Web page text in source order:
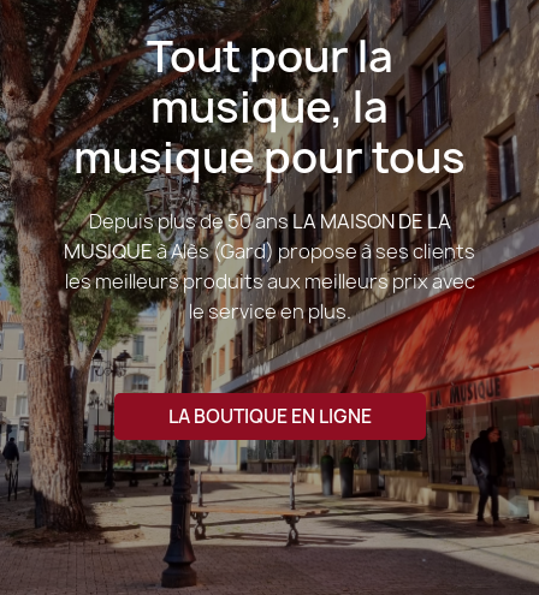
Tout pour la
musique, la
musique pour tous
Depuis plus de 50 ansLA MAISON DE LA
MUSIQUEà Alès (Gard) propose à ses clients
les meilleurs produits aux meilleurs prix avec
le service en plus.
LA BOUTIQUE EN LIGNE